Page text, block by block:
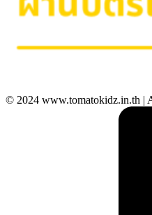
© 2024 www.tomatokidz.in.th |